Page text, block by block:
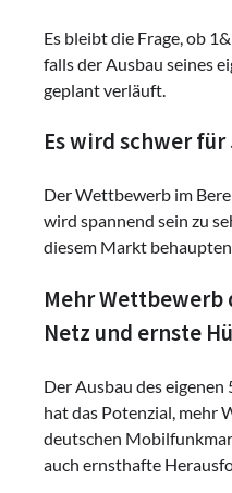
Es bleibt die Frage, ob
falls der Ausbau seines
geplant verläuft.
Es wird schwer
Der Wettbewerb im
wird spannend sein zu
diesem Markt
Mehr Wettbewerb
Netz und ernste
Der Ausbau des
hat das Potenzial, mehr
deutschen
auch ernsthafte